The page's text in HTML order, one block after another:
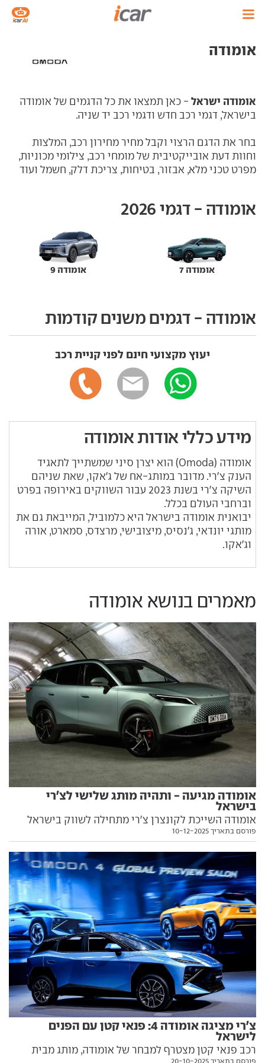
אומודה
אומודה ישראל - כאן תמצאו את כל הדגמים של אומודה
בישראל, דגמי רכב חדש ודגמי רכב יד שניה.
בחר את הדגם הרצוי וקבל מחיר מחירון רכב, המלצות
וחוות דעת אובייקטיבית של מומחי רכב, צילומי מכוניות,
מפרט טכני מלא, אבזור, בטיחות, צריכת דלק, חשמל ועוד
אומודה - דגמי 2026
אומודה 7 אומודה 9
אומודה - דגמים משנים קודמות
יעוץ מקצועי חינם לפני קניית רכב
מידע כללי אודות אומודה
אומודה (Omoda) הוא יצרן סיני שמשתייך לתאגיד
הענק צ'רי. מדובר במותג-אח של ג'אקו, שאת שניהם
השיקה צ'רי בשנת 2023 עבור השווקים באירופה בפרט
וברחבי העולם בכלל.
יבואנית אומודה בישראל היא כלמוביל, המייבאת גם את
מותגי יונדאי, ג'נסיס, מיצובישי, מרצדס, סמארט, אורה
וג'אקו.
מאמרים בנושא אומודה
אומודה מגיעה - ותהיה מותג שלישי לצ'רי
בישראל
אומודה השייכת לקונצרן צ'רי מתחילה לשווק בישראל
צמד רכבי פנאי עם מערכת הנעה היברידית נטענת, שינסו
כל הפרטים בפנים
פורסם בתאריך 10-12-2025
צ'רי מציגה אומודה 4: פנאי קטן עם הפנים
לישראל
רכב פנאי קטן מצטרף למבחר של אומודה, מותג מבית
פורסם בתאריך 20-10-2025